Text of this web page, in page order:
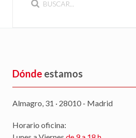
Dónde estamos
Almagro, 31 · 28010 - Madrid
Horario oficina: